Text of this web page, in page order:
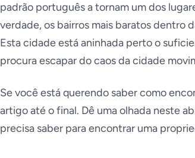
padrão português a tornam um dos
verdade, os bairros mais baratos dentro
Esta cidade está aninhada perto o
procura escapar do caos da cidade
Se você está querendo saber como
artigo até o final. Dê uma olhada neste
precisa saber para encontrar uma